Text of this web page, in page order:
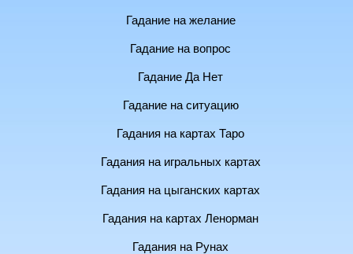
Гадание на желание
Гадание на вопрос
Гадание Да Нет
Гадание на ситуацию
Гадания на картах Таро
Гадания на игральных картах
Гадания на цыганских картах
Гадания на картах Ленорман
Гадания на Рунах